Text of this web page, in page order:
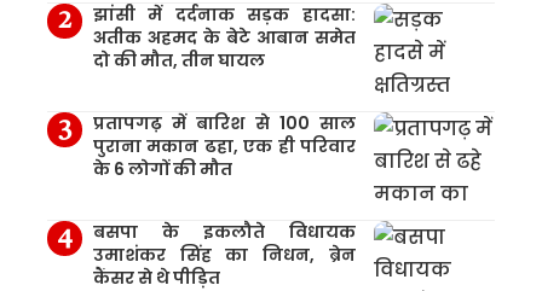
झांसी में दर्दनाक सड़क हादसा:
अतीक अहमद के बेटे आबान समेत
दो की मौत, तीन घायल
प्रतापगढ़ में बारिश से 100 साल
पुराना मकान ढहा, एक ही परिवार
के 6 लोगों की मौत
बसपा के इकलौते विधायक
उमाशंकर सिंह का निधन, ब्रेन
कैंसर से थे पीड़ित